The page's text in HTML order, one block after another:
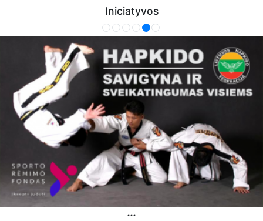
Iniciatyvos